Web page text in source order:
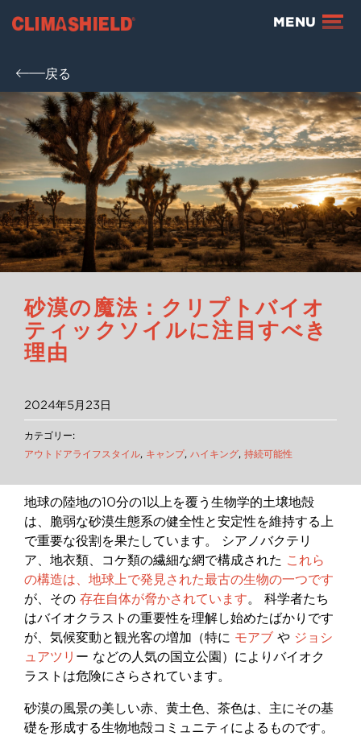
Climashield® MENU
戻る
砂漠の魔法：クリプトバイオ
ティックソイルに注目すべき
理由
2024年5月23日
カテゴリー:
アウトドアライフスタイル, キャンプ, ハイキング, 持続可能性
地球の陸地の10分の1以上を覆う生物学的土壌地殻
は、脆弱な砂漠生態系の健全性と安定性を維持する上
で重要な役割を果たしています。 シアノバクテリ
ア、地衣類、コケ類の繊細な網で構成された これら
の構造は、地球上で発見された最古の生物の一つです
が、その 存在自体が脅かされています。 科学者たち
はバイオクラストの重要性を理解し始めたばかりです
が、気候変動と観光客の増加（特に モアブ や ジョシ
ュアツリ ー などの人気の国立公園）によりバイオク
ラストは危険にさらされています。
砂漠の風景の美しい赤、黄土色、茶色は、主にその基
礎を形成する生物地殻コミュニティによるものです。